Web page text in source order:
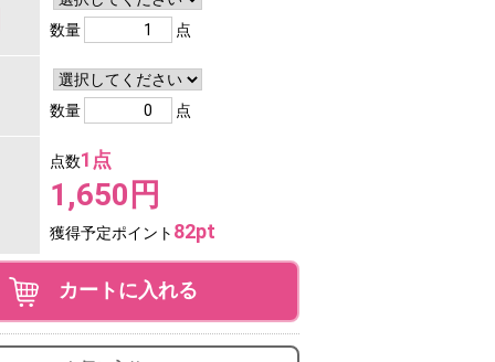
数量 点
数量
点
点数1点
1,650円
獲得予定ポイント 82pt
カートに入れる